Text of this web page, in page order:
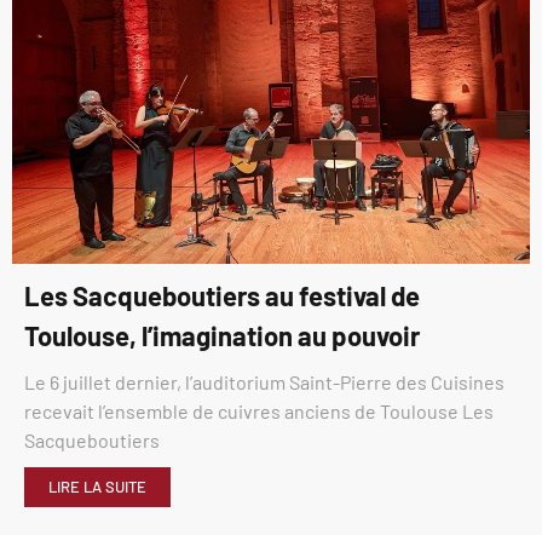
Les Sacqueboutiers au festival de
Toulouse, l’imagination au pouvoir
Le 6 juillet dernier, l’auditorium Saint-Pierre des Cuisines
recevait l’ensemble de cuivres anciens de Toulouse Les
Sacqueboutiers
LIRE LA SUITE